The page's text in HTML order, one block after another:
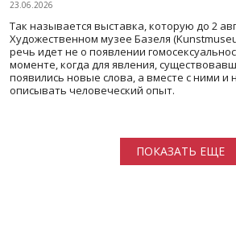
23.06.2026
Так называется выставка, которую до 2
Художественном музее Базеля
речь идет не о появлении
моменте, когда для явления,
появились новые слова, а вместе с ними и
описывать человеческий опыт.
ПОКАЗАТЬ ЕЩЕ